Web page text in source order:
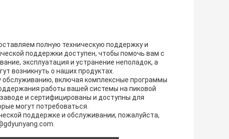
полную техническую поддержку и
поддержки доступен, чтобы помочь вам с
эксплуатация и устранение неполадок, а
возникнуть о наших продуктах.
обслуживанию, включая комплексные программы
работы вашей системы на пиковой
и сертифицированы и доступны для
могут потребоваться.
поддержке и обслуживании, пожалуйста,